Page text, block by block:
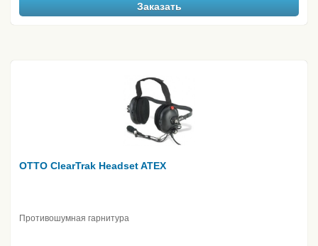
Заказать
OTTO ClearTrak Headset ATEX
Противошумная гарнитура